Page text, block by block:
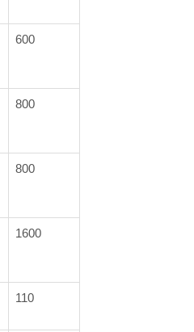
600
800
800
1600
110